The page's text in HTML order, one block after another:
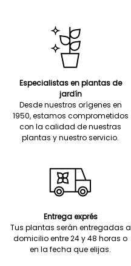
Especialistas en plantas de
jardín
Desde nuestros orígenes en
1950, estamos comprometidos
con la calidad de nuestras
plantas y nuestro servicio.
Entrega exprés
Tus plantas serán entregadas a
domicilio entre 24 y 48 horas o
en la fecha que elijas.